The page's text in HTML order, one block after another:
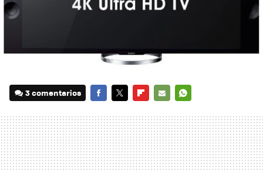
3 comentarios
MAIL